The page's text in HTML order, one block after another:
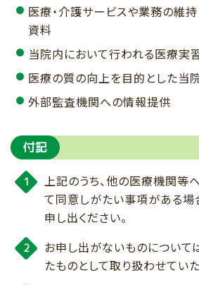
医療・介護サービスや業務の維
資料
当院内において行われる医療実
医療の質の向上を目的とした当
外部監査機関への情報提供
付記
上記のうち、他の医療機関等
て同意しがたい事項がある場
申し出ください。
お申し出がないものについて
たものとして取り扱わせていた